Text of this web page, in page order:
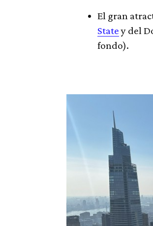
El gran
Statey del
fondo).